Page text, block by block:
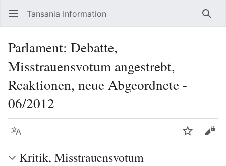
Tansania Information
Parlament: Debatte,
Misstrauensvotum angestrebt,
Reaktionen, neue Abgeordnete -
06/2012
Sprache
Kritik, Misstrauensvotum